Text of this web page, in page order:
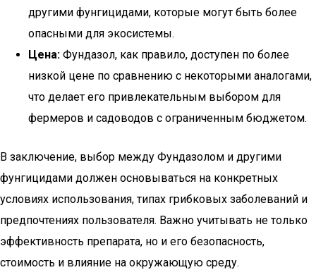
другими фунгицидами, которые могут быть более
опасными для экосистемы.
Цена: Фундазол, как правило, доступен по более
низкой цене по сравнению с некоторыми аналогами,
что делает его привлекательным выбором для
фермеров и садоводов с ограниченным бюджетом.
В заключение, выбор между Фундазолом и другими
фунгицидами должен основываться на конкретных
условиях использования, типах грибковых заболеваний и
предпочтениях пользователя. Важно учитывать не только
эффективность препарата, но и его безопасность,
стоимость и влияние на окружающую среду.